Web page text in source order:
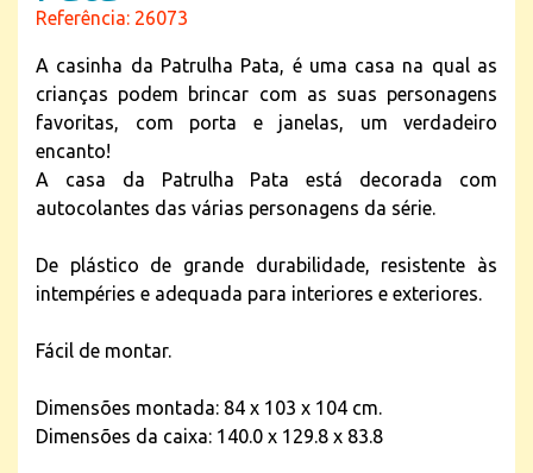
Referência: 26073
A casinha da Patrulha Pata, é uma casa na qual as
crianças podem brincar com as suas personagens
favoritas, com porta e janelas, um verdadeiro
encanto!
A casa da Patrulha Pata está decorada com
autocolantes das várias personagens da série.
De plástico de grande durabilidade, resistente às
intempéries e adequada para interiores e exteriores.
Fácil de montar.
Dimensões montada: 84 x 103 x 104 cm.
Dimensões da caixa: 140.0 x 129.8 x 83.8